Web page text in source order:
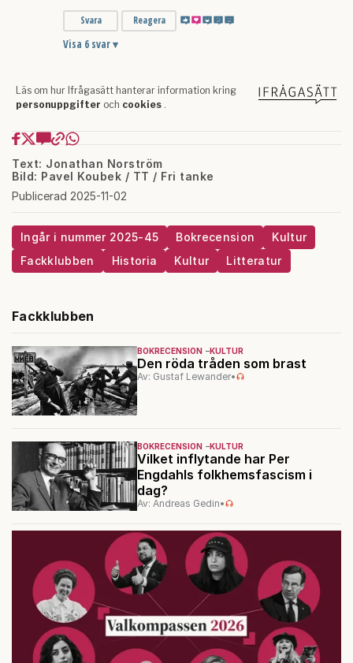
Text: Jonathan Norström
Bild: Pavel Koubek / TT / Fri tanke
Publicerad 2025-11-02
Ingår i nummer 2025-45 Bokrecension
Kultur
Fackklubben
Historia Kultur Litteratur
Fackklubben
BOKRECENSION KULTUR
Den röda tråden som brast
Av: Gustaf Lewander•
BOKRECENSION KULTUR
Vilket inflytande har Per
Engdahls folkhemsfascism i
dag?
Av: Andreas Gedin•